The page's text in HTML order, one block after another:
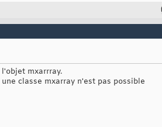
mxarrray.
classe mxarray n'est pas possible